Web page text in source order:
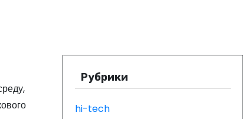
Рубрики
hi-tech